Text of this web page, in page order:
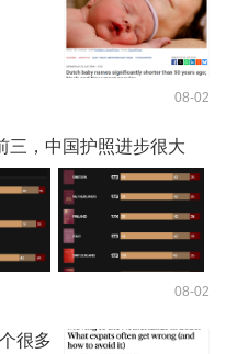
08-02
三，中国护照进步很大
08-02
很多